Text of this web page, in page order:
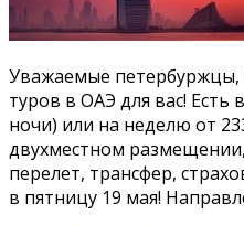
Уважаемые
туров в ОАЭ для вас!
ночи) или на неделю от
двухместном
перелет, трансфер,
в пятницу 19 мая!